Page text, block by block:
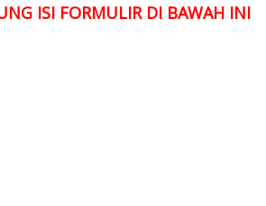
ISI FORMULIR DI BAWAH INI